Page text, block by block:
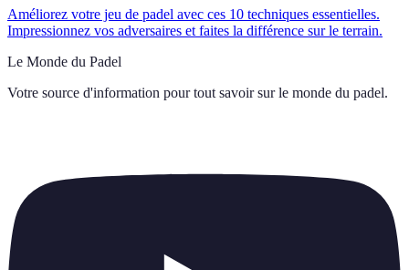
Améliorez votre jeu de padel avec ces 10 techniques essentielles.
Impressionnez vos adversaires et faites la différence sur le terrain.
Le Monde du Padel
Votre source d'information pour tout savoir sur le monde du padel.